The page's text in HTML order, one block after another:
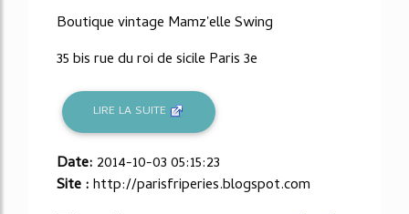
Boutique vintage Mamz'elle Swing
35 bis rue du roi de sicile Paris 3e
LIRE LA SUITE
Date: 2014-10-03 05:15:23
Site :http://parisfriperies.blogspot.com